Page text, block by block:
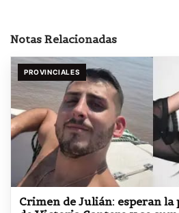
Notas Relacionadas
PROVINCIALES
Crimen de Julián: esperan